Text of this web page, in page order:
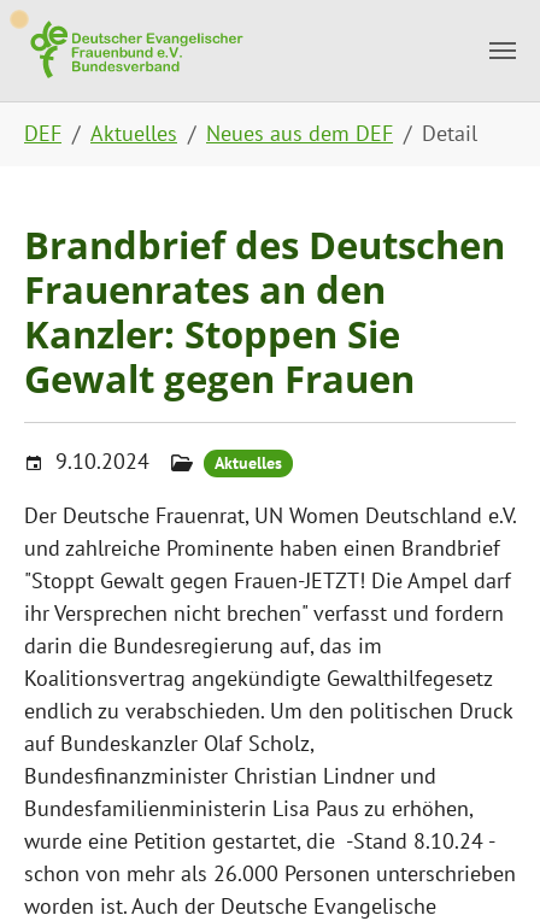
Skip to main content
Skip to page footer
DEF Aktuelles Neues aus dem DEF Detail
Brandbrief des Deutschen
Frauenrates an den
Kanzler: Stoppen Sie
Gewalt gegen Frauen
9.10.2024 Aktuelles
Der Deutsche Frauenrat, UN Women Deutschland e.V.
und zahlreiche Prominente haben einen Brandbrief
"Stoppt Gewalt gegen Frauen-JETZT! Die Ampel darf
ihr Versprechen nicht brechen" verfasst und fordern
darin die Bundesregierung auf, das im
Koalitionsvertrag angekündigte Gewalthilfegesetz
endlich zu verabschieden. Um den politischen Druck
auf Bundeskanzler Olaf Scholz,
Bundesfinanzminister Christian Lindner und
Bundesfamilienministerin Lisa Paus zu erhöhen,
wurde eine Petition gestartet, die -Stand 8.10.24 -
schon von mehr als 26.000 Personen unterschrieben
worden ist. Auch der Deutsche Evangelische